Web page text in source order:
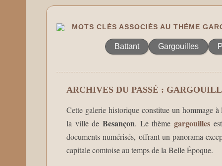
MOTS CLÉS ASSOCIÉS AU THÈME
Battant Gargouilles
ARCHIVES DU PASSÉ :
Cette galerie historique constitue un hommage
la ville deBesançon. Le thèmegargouilles
documents numérisés, offrant un panorama
capitale comtoise au temps de la Belle Époque.